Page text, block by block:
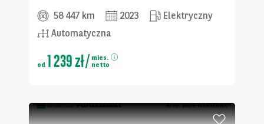
58 447 km
2023
Elektryczny
Automatyczna
od 1 239 zł/ mies.
netto